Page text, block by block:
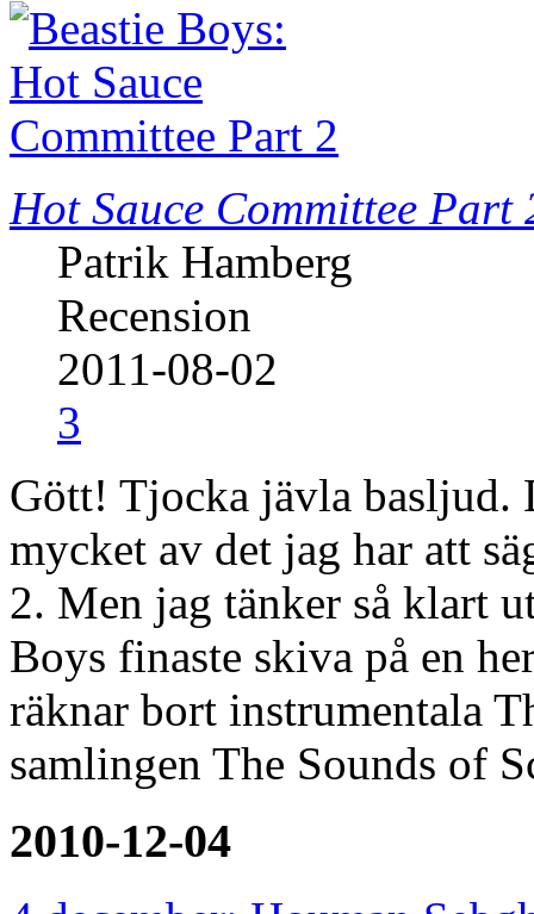
Hot Sauce Committee Part
Patrik Hamberg
Recension
2011-08-02
3
Gött! Tjocka jävla basljud.
mycket av det jag har att
2. Men jag tänker så klart
Boys finaste skiva på en
räknar bort instrumentala
samlingen The Sounds of
2010-12-04